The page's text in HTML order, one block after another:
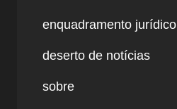
enquadramento jurídico
deserto de notícias
sobre